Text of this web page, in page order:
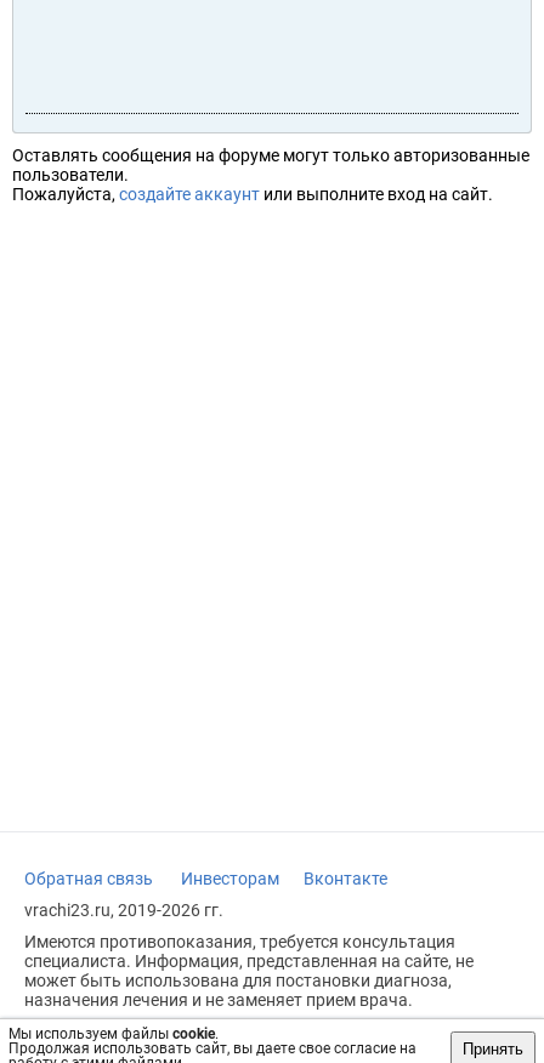
Мы используем файлы cookie.
Продолжая использовать сайт, вы даете свое согласие на
Принять
Оставлять сообщения на форуме могут только авторизованные
пользователи.
Пожалуйста, создайте аккаунт или выполните вход на сайт.
Обратная связь Инвесторам
Вконтакте
vrachi23.ru, 2019-2026 гг.
Имеются противопоказания, требуется консультация
специалиста. Информация, представленная на сайте, не
может быть использована для постановки диагноза,
назначения лечения и не заменяет прием врача.
Возрастное ограничение: 18+